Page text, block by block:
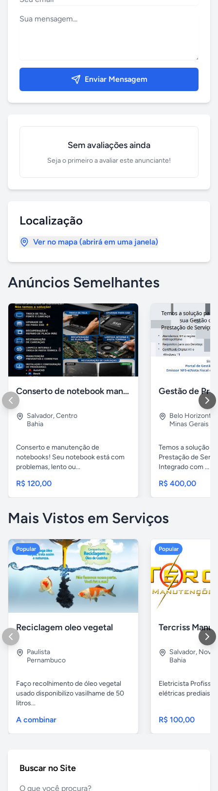
Enviar Mensagem
Sem avaliações ainda
Seja o primeiro a avaliar este anunciante!
Localização
Ver no mapa (abrirá em uma janela)
Anúncios Semelhantes
Conserto de notebook manutenção e prevenção
Salvador,Centro
Bahia
Conserto e manutenção de
notebooks! Seu notebook está com
problemas, lento ou...
R$ 120,00
Belo Horizonte
Minas Gerais
Temos a solução
Prestação de
Integrado com ...
R$ 400,00
Mais Vistos em Serviços
Popular
Reciclagem oleo vegetal
Paulista
Pernambuco
Faço recolhimento de óleo vegetal
usado disponibilizo vasilhame de 50
litros...
A combinar
Popular
Salvador, Nova
Bahia
Eletricista
elétricas prediais e
R$ 100,00
Buscar no Site